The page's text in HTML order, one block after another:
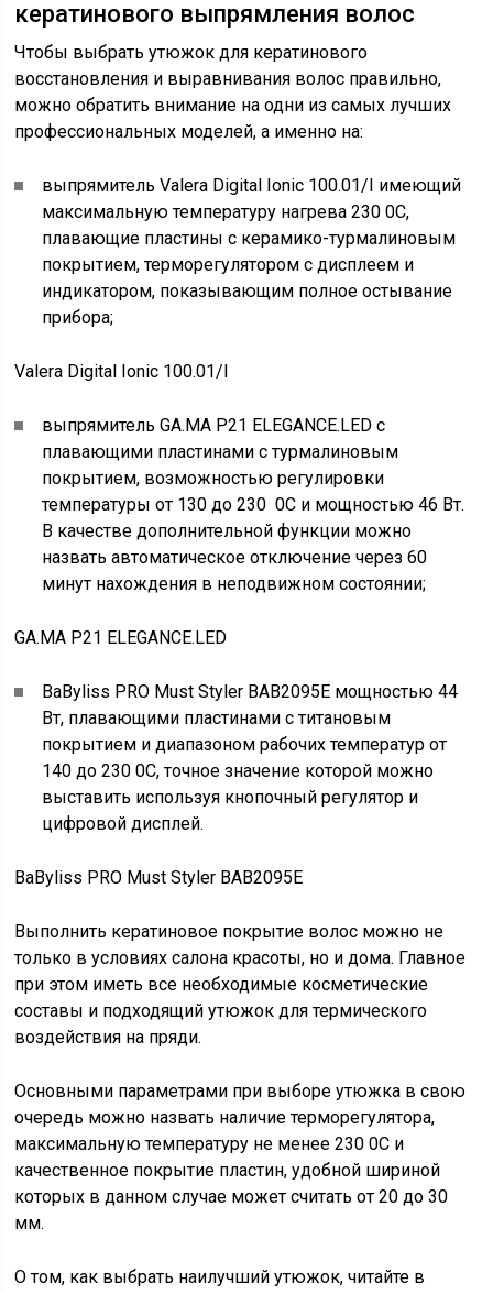
кератинового выпрямления волос
Чтобы выбрать утюжок для кератинового
восстановления и выравнивания волос правильно,
можно обратить внимание на одни из самых лучших
профессиональных моделей, а именно на:
выпрямитель Valera Digital Ionic 100.01/I имеющий
максимальную температуру нагрева 230 0С,
плавающие пластины с керамико-турмалиновым
покрытием, терморегулятором с дисплеем и
индикатором, показывающим полное остывание
прибора;
Valera Digital Ionic 100.01/I
выпрямитель GA.MA P21 ELEGANCE.LED с
плавающими пластинами с турмалиновым
покрытием, возможностью регулировки
температуры от 130 до 230 0С и мощностью 46 Вт.
В качестве дополнительной функции можно
назвать автоматическое отключение через 60
минут нахождения в неподвижном состоянии;
GA.MA P21 ELEGANCE.LED
BaByliss PRO Must Styler BAB2095E мощностью 44
Вт, плавающими пластинами с титановым
покрытием и диапазоном рабочих температур от
140 до 230 0С, точное значение которой можно
выставить используя кнопочный регулятор и
цифровой дисплей.
BaByliss PRO Must Styler BAB2095E
Выполнить кератиновое покрытие волос можно не
только в условиях салона красоты, но и дома. Главное
при этом иметь все необходимые косметические
составы и подходящий утюжок для термического
воздействия на пряди.
Основными параметрами при выборе утюжка в свою
очередь можно назвать наличие терморегулятора,
максимальную температуру не менее 230 0С и
качественное покрытие пластин, удобной шириной
которых в данном случае может считать от 20 до 30
мм.
О том, как выбрать наилучший утюжок, читайте в